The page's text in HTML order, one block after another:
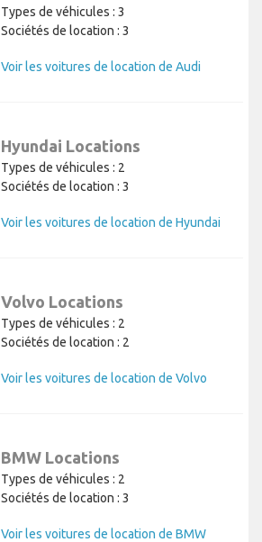
Types de véhicules : 3
Sociétés de location : 3
Voir les voitures de location de Audi
Hyundai Locations
Types de véhicules : 2
Sociétés de location : 3
Voir les voitures de location de Hyundai
Volvo Locations
Types de véhicules : 2
Sociétés de location : 2
Voir les voitures de location de Volvo
BMW Locations
Types de véhicules : 2
Sociétés de location : 3
Voir les voitures de location de BMW